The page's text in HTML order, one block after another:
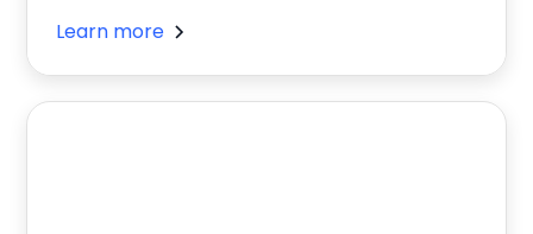
Learn more